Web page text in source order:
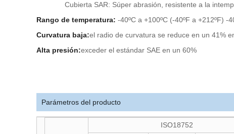
Cubierta SAR: Súper abrasión, resistente a la
Rango de temperatura: -40ºC a +100ºC (-40ºF a +212ºF) -
Curvatura baja:el radio de curvatura se reduce en un 41%
Alta presión:exceder el estándar SAE en un 60%
Parámetros del producto
ISO18752